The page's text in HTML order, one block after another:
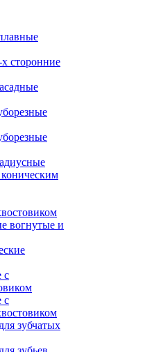
сторонние
вогнутые и
с
с
зубчатых